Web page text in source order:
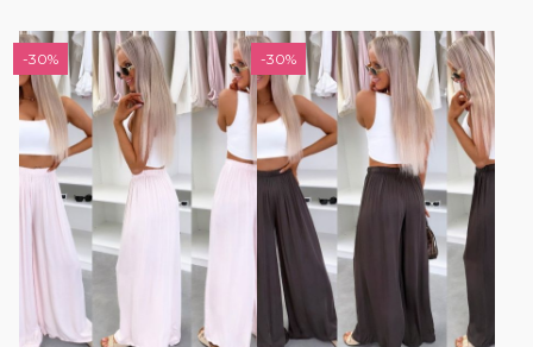
-30% -30%